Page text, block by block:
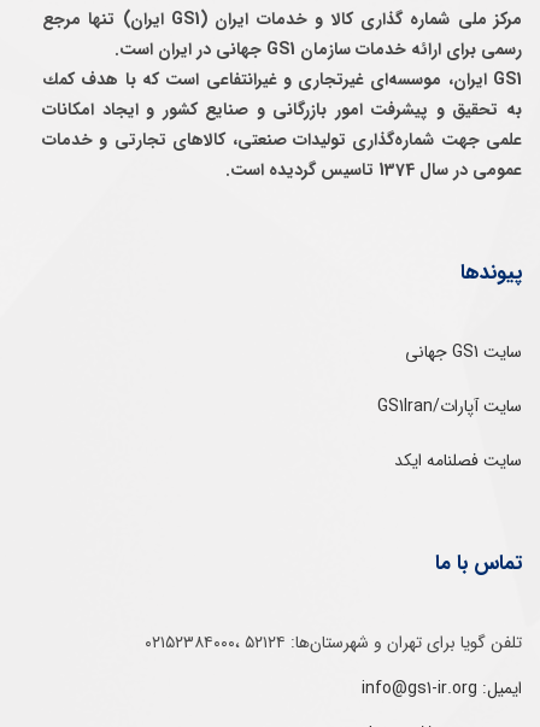
مرکز ملی شماره گذاری کالا و خدمات ایران (GS1 ایران) تنها مرجع
رسمی برای ارائه خدمات سازمان GS1 جهانی در ایران است.
GS1 ایران، موسسه‌ای غيرتجاری و غيرانتفاعی است كه با هدف كمك
به تحقيق و پيشرفت امور بازرگانی و صنايع كشور و ايجاد امكانات
علمی جهت شماره‌گذاری توليدات صنعتی، كالاهای تجارتی و خدمات
عمومی در سال 1374 تاسيس گرديده است.
پیوندها
سایت GS1 جهانی
سایت آپارات/GS1Iran
سایت فصلنامه ایکد
تماس با ما
تلفن‌ گویا برای‌ تهران‌‌ و‌ شهرستان‌ها:‌ ۵۲۱۲۴ ،۰۲۱۵۲۳۸۴۰۰۰
ایمیل: info@gs1-ir.org